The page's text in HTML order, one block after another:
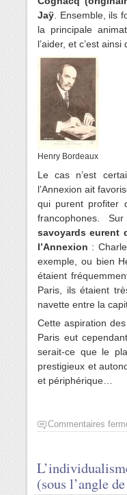
Jaÿ . Ensemble, ils
la principale
l’aider, et c’est
Henry Bordeaux
Le cas n’est
l’Annexion ait
qui purent profiter
francophones.
savoyards eurent
l’Annexion :
exemple, ou bien
étaient
Paris, ils étaient
navette entre la
Cette aspiration
Paris eut
serait-ce que le
prestigieux et
et périphérique…
Commentaires
(sous l’angle